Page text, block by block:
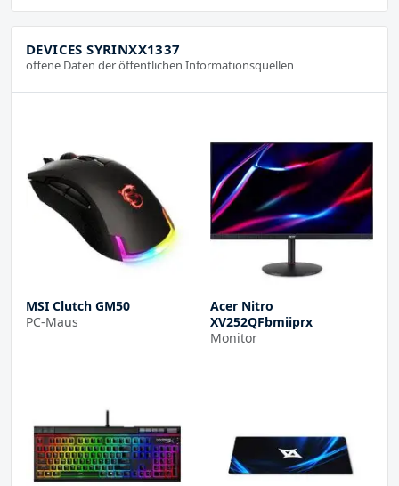
DEVICES SYRINXX1337
offene Daten der öffentlichen Informationsquellen
MSI Clutch GM50
PC-Maus
Acer Nitro
XV252QFbmiiprx
Monitor